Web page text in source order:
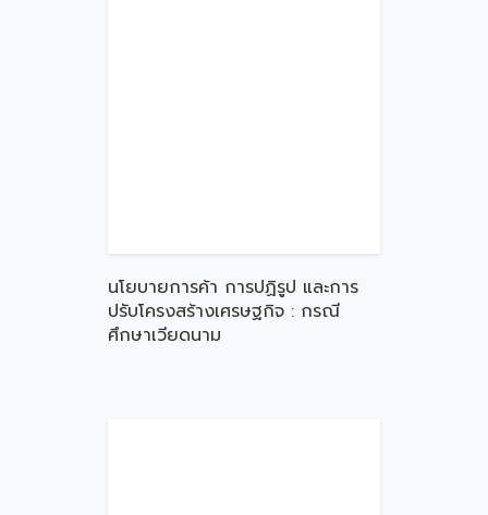
นโยบายการค้า การปฏิรูป และการ
ปรับโครงสร้างเศรษฐกิจ : กรณี
ศึกษาเวียดนาม